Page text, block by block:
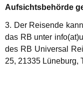
Aufsichtsbehörde
3. Der Reisende
das RB unter
des RB Universal
25, 21335 Lüneburg,